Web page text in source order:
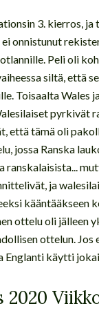
3. kierros,
onnistunut
Peli oli
siltä, että
Toisaalta Wales
pyrkivät
että tämä oli
jossa Ranska
ranskalaisista...
ja
kääntääkseen
ottelu oli jälleen
ottelun.
Englanti käytti
2020